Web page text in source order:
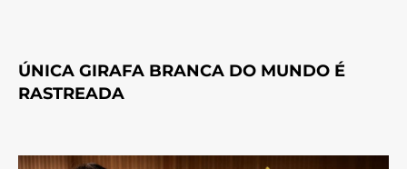
ÚNICA GIRAFA BRANCA DO MUNDO É
RASTREADA